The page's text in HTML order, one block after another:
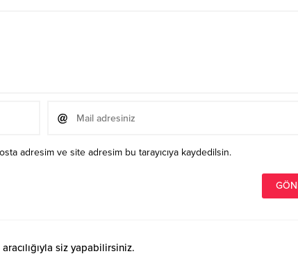
adresim ve site adresim bu tarayıcıya kaydedilsin.
siz yapabilirsiniz.